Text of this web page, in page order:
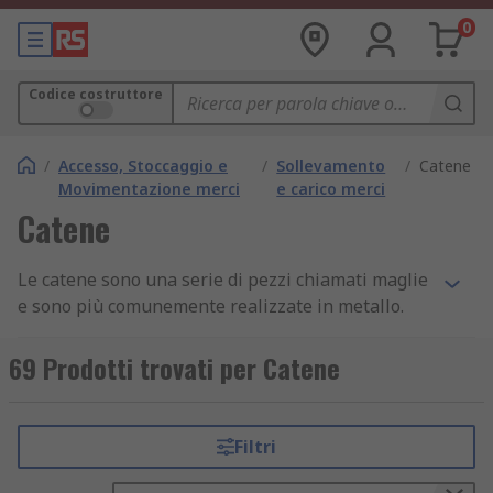
0
Codice costruttore
/ Accesso, Stoccaggio e
Movimentazione merci
/ Sollevamento
e carico merci
/ Catene
Catene
Le catene sono una serie di pezzi chiamati maglie
e sono più comunemente realizzate in metallo.
Queste maglie sono intrecciate per creare la
catena e fornire un'elevata resistenza alla
Materiali
69 Prodotti trovati per Catene
Filtri